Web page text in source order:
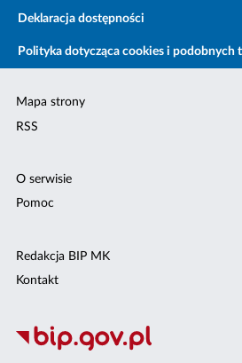
Deklaracja dostępności
Polityka dotycząca cookies i podobnych
Mapa strony
RSS
O serwisie
Pomoc
Redakcja BIP MK
Kontakt